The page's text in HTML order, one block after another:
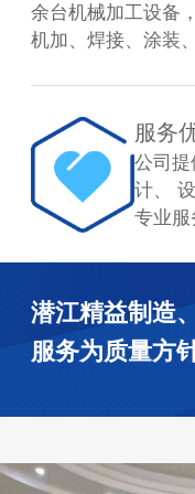
余台机械加工设备
机加、焊接、涂装
服务
公司提
计、
专业服
潜江精益制造
服务为质量方